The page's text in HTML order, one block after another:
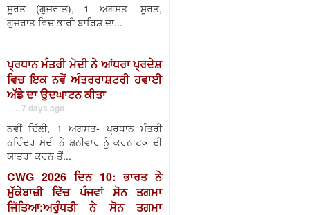
ਸੂਰਤ (ਗੁਜਰਾਤ), 1 ਅਗਸਤ- ਸੂਰਤ,
ਗੁਜਰਾਤ ਵਿਚ ਭਾਰੀ ਬਾਰਿਸ਼ ਦਾ...
ਪ੍ਰਧਾਨ ਮੰਤਰੀ ਮੋਦੀ ਨੇ ਆਂਧਰਾ ਪ੍ਰਦੇਸ਼
ਵਿਚ ਇਕ ਨਵੇਂ ਅੰਤਰਰਾਸ਼ਟਰੀ ਹਵਾਈ
ਅੱਡੇ ਦਾ ਉਦਘਾਟਨ ਕੀਤਾ
. . . 7 days ago
ਨਵੀਂ ਦਿੱਲੀ, 1 ਅਗਸਤ- ਪ੍ਰਧਾਨ ਮੰਤਰੀ
ਨਰਿੰਦਰ ਮੋਦੀ ਨੇ ਸ਼ਨੀਵਾਰ ਨੂੰ ਕਰਨਾਟਕ ਦੀ
ਯਾਤਰਾ ਕਰਨ ਤੋਂ...
CWG 2026 ਦਿਨ 10: ਭਾਰਤ ਨੇ
ਮੁੱਕੇਬਾਜ਼ੀ ਵਿੱਚ ਪੰਜਵਾਂ ਸੋਨ ਤਗਮਾ
ਜਿੱਤਿਆ:ਅਰੁੰਧਤੀ ਨੇ ਸੋਨ ਤਗਮਾ